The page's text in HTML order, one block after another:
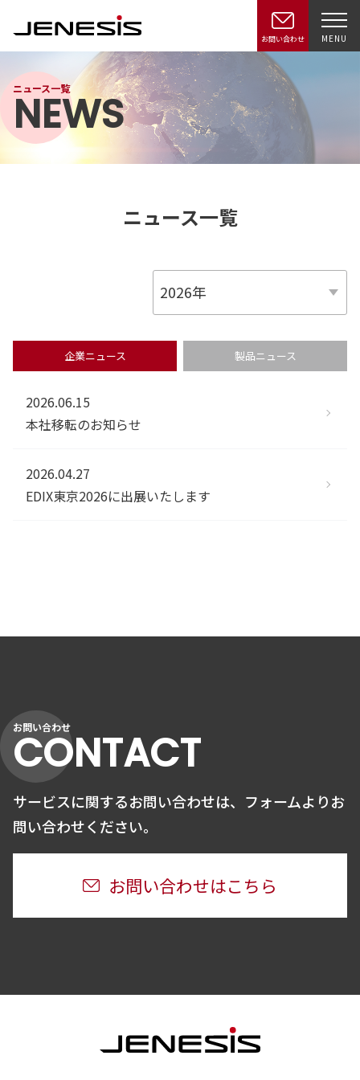
お問い合わせ MENU
ニュース一覧
NEWS
ニュース一覧
企業ニュース 製品ニュース
2026.06.15
本社移転のお知らせ
2026.04.27
EDIX東京2026に出展いたします
お問い合わせ
CONTACT
サービスに関するお問い合わせは、 フォームよりお
問い合わせください。
お問い合わせはこちら